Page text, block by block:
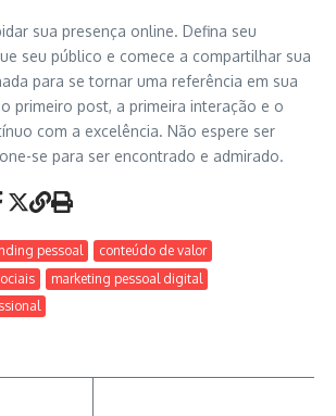
sua presença online. Defina seu
seu público e comece a compartilhar sua
para se tornar uma referência em sua
primeiro post, a primeira interação e o
com a excelência. Não espere ser
se para ser encontrado e admirado.
pessoal
conteúdo de valor
marketing pessoal digital